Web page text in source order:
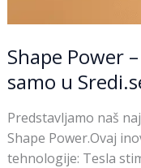
Shape Power
samo u
Predstavljamo naš
Shape Power.Ovaj
tehnologije: Tesla